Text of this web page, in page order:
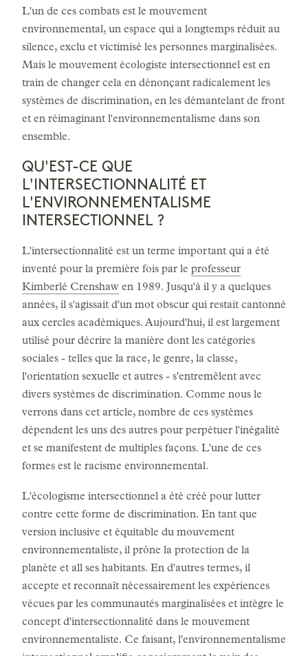
L'un de ces combats est le mouvement
environnemental, un espace qui a longtemps réduit au
silence, exclu et victimisé les personnes marginalisées.
Mais le mouvement écologiste intersectionnel est en
train de changer cela en dénonçant radicalement les
systèmes de discrimination, en les démantelant de front
et en réimaginant l'environnementalisme dans son
ensemble.
QU'EST-CE QUE
L'INTERSECTIONNALITÉ ET
L'ENVIRONNEMENTALISME
INTERSECTIONNEL ?
L'intersectionnalité est un terme important qui a été
inventé pour la première fois par le professeur
Kimberlé Crenshaw en 1989. Jusqu'à il y a quelques
années, il s'agissait d'un mot obscur qui restait cantonné
aux cercles académiques. Aujourd'hui, il est largement
utilisé pour décrire la manière dont les catégories
sociales - telles que la race, le genre, la classe,
l'orientation sexuelle et autres - s'entremêlent avec
divers systèmes de discrimination. Comme nous le
verrons dans cet article, nombre de ces systèmes
dépendent les uns des autres pour perpétuer l'inégalité
et se manifestent de multiples façons. L'une de ces
formes est le racisme environnemental.
L'écologisme intersectionnel a été créé pour lutter
contre cette forme de discrimination. En tant que
version inclusive et équitable du mouvement
environnementaliste, il prône la protection de la
planète et all ses habitants. En d'autres termes, il
accepte et reconnaît nécessairement les expériences
vécues par les communautés marginalisées et intègre le
concept d'intersectionnalité dans le mouvement
environnementaliste. Ce faisant, l'environnementalisme